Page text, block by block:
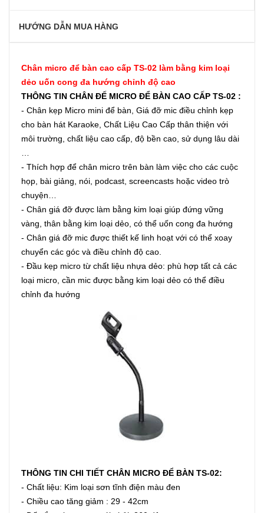
HƯỚNG DẪN MUA HÀNG
Chân micro để bàn cao cấp TS-02 làm bằng kim loại
dẻo uốn cong đa hướng chỉnh độ cao
THÔNG TIN CHÂN ĐẾ MICRO ĐỂ BÀN CAO CẤP TS-02 :
- Chân kẹp Micro mini để bàn, Giá đỡ mic điều chỉnh kẹp
cho bàn hát Karaoke, Chất Liệu Cao Cấp thân thiện với
môi trường, chất liệu cao cấp, độ bền cao, sử dụng lâu dài
- Thích hợp để chân micro trên bàn làm việc cho các cuộc
họp, bài giảng, nói, podcast, screencasts hoặc video trò
chuyện…
- Chân giá đỡ được làm bằng kim loại giúp đứng vững
vàng, thân bằng kim loại dẻo, có thể uốn cong đa hướng
- Chân giá đỡ mic được thiết kế linh hoạt với có thể xoay
chuyển các góc và điều chỉnh độ cao.
- Đầu kẹp micro từ chất liệu nhựa dẻo: phù hợp tất cả các
loại micro, cần mic được bằng kim loại dẻo có thể điều
chỉnh đa hướng
THÔNG TIN CHI TIẾT CHÂN MICRO ĐỂ BÀN TS-02:
- Chất liệu: Kim loại sơn tĩnh điện màu đen
- Chiều cao tăng giảm : 29 - 42cm